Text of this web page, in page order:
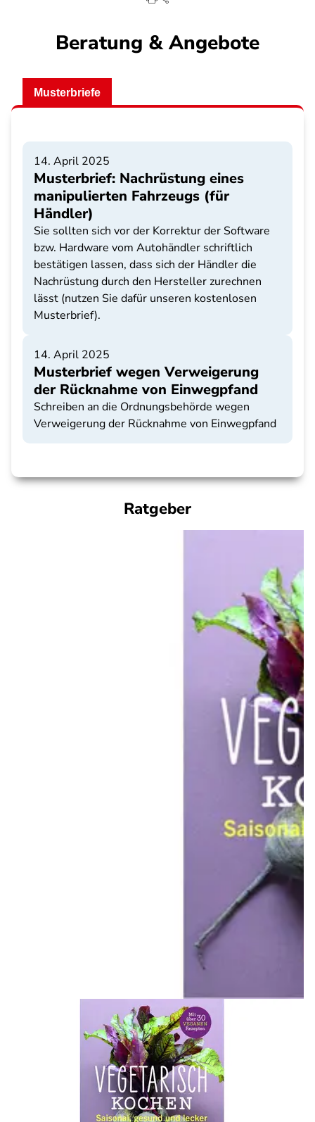
Beratung & Angebote
Musterbriefe
14. April 2025
Musterbrief: Nachrüstung eines
manipulierten Fahrzeugs (für
Händler)
Sie sollten sich vor der Korrektur der Software
bzw. Hardware vom Autohändler schriftlich
bestätigen lassen, dass sich der Händler die
Nachrüstung durch den Hersteller zurechnen
lässt (nutzen Sie dafür unseren kostenlosen
Musterbrief).
14. April 2025
Musterbrief wegen Verweigerung
der Rücknahme von Einwegpfand
Schreiben an die Ordnungsbehörde wegen
Verweigerung der Rücknahme von Einwegpfand
Ratgeber